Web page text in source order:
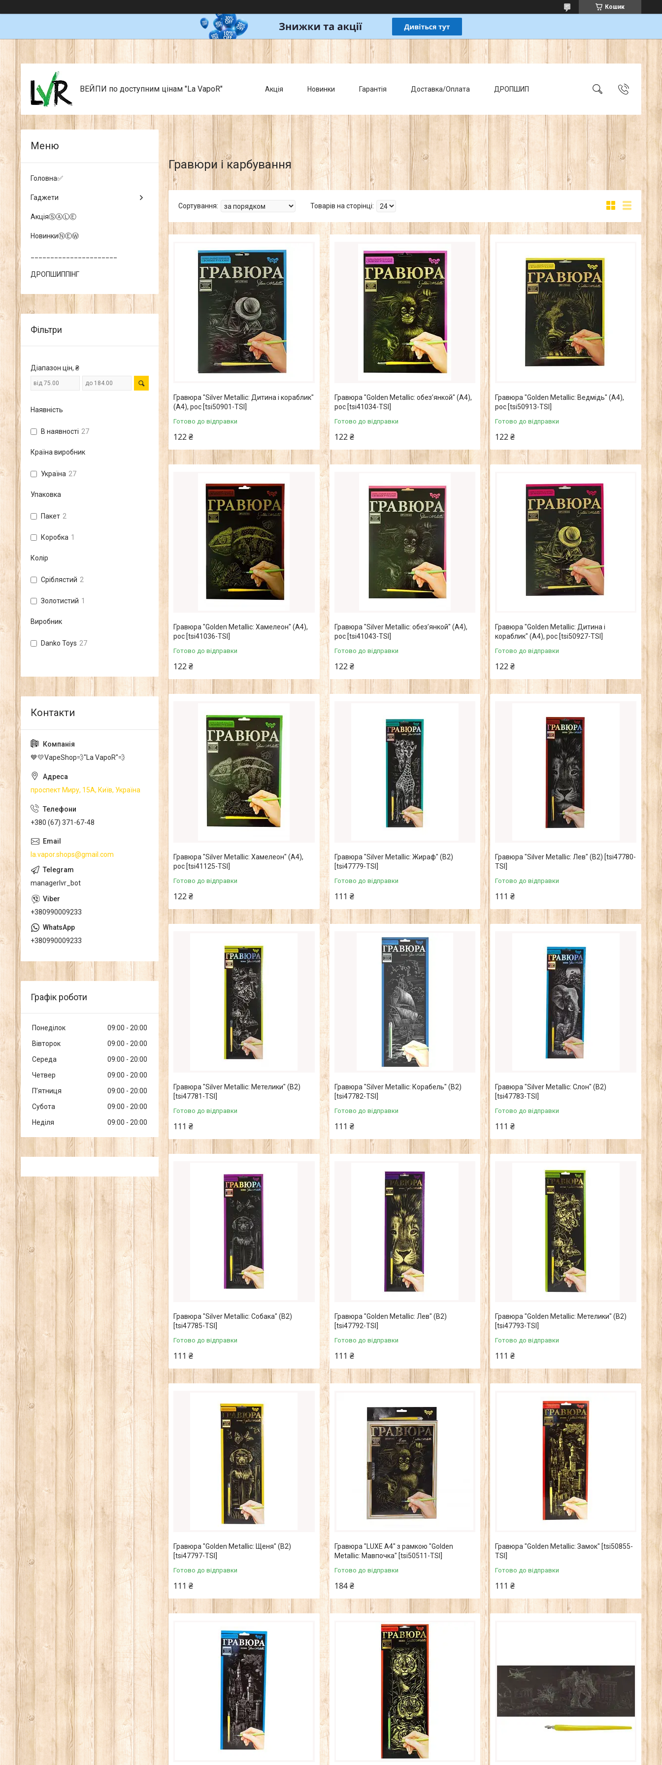
Кошик
ВЕЙПИ по доступним цінам "La VapoR" Акція Новинки Гарантія Доставка/Оплата ДРОПШИП
Гравюри і карбування
Гравюра "Silver Metallic: Дитина і кораблик"
(А4), рос [tsi50901-TSI]
Готово до відправки
122 ₴
Гравюра "Golden Metallic: обезʼянкой" (А4),
рос [tsi41034-TSI]
Готово до відправки
122 ₴
Гравюра "Golden Metallic: Ведмідь" (А4),
рос [tsi50913-TSI]
Готово до відправки
122 ₴
Гравюра "Golden Metallic: Хамелеон" (А4),
рос [tsi41036-TSI]
Готово до відправки
122 ₴
Гравюра "Silver Metallic: обезʼянкой" (А4),
рос [tsi41043-TSI]
Готово до відправки
122 ₴
Гравюра "Golden Metallic: Дитина і
кораблик" (А4), рос [tsi50927-TSI]
Готово до відправки
122 ₴
Гравюра "Silver Metallic: Хамелеон" (А4),
рос [tsi41125-TSI]
Готово до відправки
122 ₴
Гравюра "Silver Metallic: Жираф" (B2)
[tsi47779-TSI]
Готово до відправки
111 ₴
Гравюра "Silver Metallic: Лев" (B2) [tsi47780-
TSI]
Готово до відправки
111 ₴
Гравюра "Silver Metallic: Метелики" (B2)
[tsi47781-TSI]
Готово до відправки
111 ₴
Гравюра "Silver Metallic: Корабель" (B2)
[tsi47782-TSI]
Готово до відправки
111 ₴
Гравюра "Silver Metallic: Слон" (B2)
[tsi47783-TSI]
Готово до відправки
111 ₴
Гравюра "Silver Metallic: Собака" (B2)
[tsi47785-TSI]
Готово до відправки
111 ₴
Гравюра "Golden Metallic: Лев" (B2)
[tsi47792-TSI]
Готово до відправки
111 ₴
Гравюра "Golden Metallic: Метелики" (B2)
[tsi47793-TSI]
Готово до відправки
111 ₴
Гравюра "Golden Metallic: Щеня" (B2)
[tsi47797-TSI]
Готово до відправки
111 ₴
Гравюра "LUXE А4" з рамкою "Golden
Metallic: Мавпочка" [tsi50511-TSI]
Готово до відправки
184 ₴
Гравюра "Golden Metallic: Замок" [tsi50855-
TSI]
Готово до відправки
111 ₴
Головна✅
Гаджети
АкціяⓈⒶⓁⒺ
НовинкиⓃⒺⓌ
ДРОПШИППІНГ
Фільтри
Діапазон цін, ₴
Наявність
В наявності 27
Країна виробник
Україна 27
Упаковка
Пакет 2
Коробка 1
Колір
Сріблястий 2
Золотистий 1
Виробник
Danko Toys 27
💙💛VapeShop💨"La VapoR"💨
проспект Миру, 15А, Київ, Україна
+380 (67) 371-67-48
la.vapor.shops@gmail.com
managerlvr_bot
+380990009233
+380990009233
Графік роботи
Понеділок 09:00
20:00
Вівторок
09:00
20:00
Середа
09:00
20:00
Четвер
09:00
20:00
Пʼятниця
09:00
20:00
Субота
09:00
20:00
Неділя
09:00 20:00